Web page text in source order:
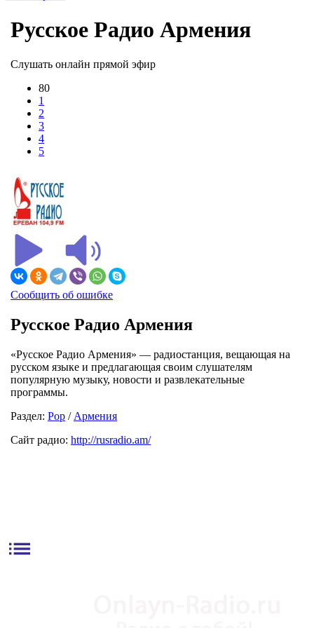
Русское Радио Армения
Слушать онлайн прямой эфир
80
1
2
3
4
5
Сообщить об ошибке
Русское Радио Армения
«Русское Радио Армения» — радиостанция, вещающая на
русском языке и предлагающая своим слушателям
популярную музыку, новости и развлекательные
программы.
Раздел: Pop / Армения
Сайт радио: http://rusradio.am/
list